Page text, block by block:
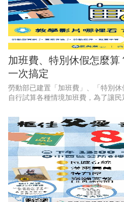
加班費、特別休假怎麼
一次搞定
勞動部已建置「加班費」、「特別
自行試算各種情境加班費，為了讓民
雇主都能一看就懂、動動手